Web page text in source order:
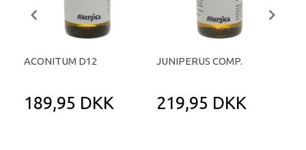
ACONITUM D12
189,95 DKK
JUNIPERUS COMP.
219,95 DKK